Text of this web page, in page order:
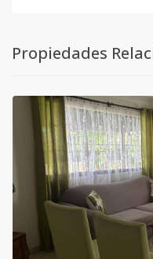
Propiedades